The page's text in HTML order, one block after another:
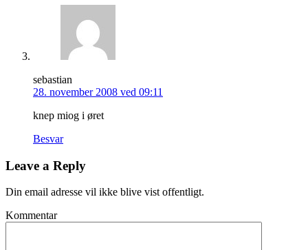
sebastian
28. november 2008 ved 09:11
knep miog i øret
Besvar
Leave a Reply
Din email adresse vil ikke blive vist offentligt.
Kommentar